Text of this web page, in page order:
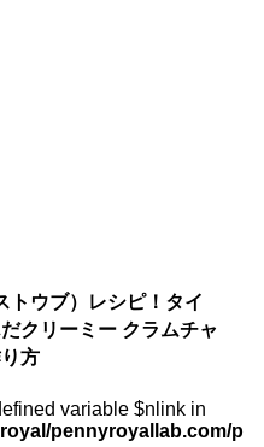
トウブ）レシピ！タイ
クリーミー クラムチャ
方
variable $nlink in
pennyroyallab.com/p